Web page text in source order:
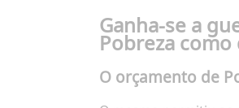
Ganha-se a
Pobreza
O orçamento de